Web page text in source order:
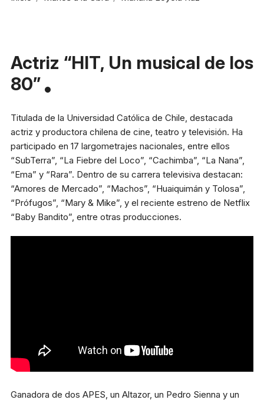
Prepara tu experiencia
Horarios boletería
Lunes a viernes:10:00 a 19:30 h
Sábado y domingo:11:00 a 16:00 h
+56 9 8255 3149
Dirección
Plaza Las Condes
418, 426, 429 541N
Actriz “HIT, Un musical de los
80”
Titulada de la Universidad Católica de Chile, destacada
actriz y productora chilena de cine, teatro y televisión. Ha
participado en 17 largometrajes nacionales, entre ellos
“SubTerra”, “La Fiebre del Loco”, “Cachimba”, “La Nana”,
“Ema” y “Rara”. Dentro de su carrera televisiva destacan:
“Amores de Mercado”, “Machos”, “Huaiquimán y Tolosa”,
“Prófugos”, “Mary & Mike”, y el reciente estreno de Netflix
“Baby Bandito”, entre otras producciones.
Ganadora de dos APES, un Altazor, un Pedro Sienna y un